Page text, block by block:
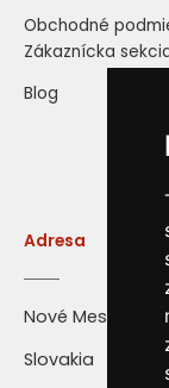
Obchodné
Zákaznícka
Blog
Adresa
Nové Mesto
Slovakia